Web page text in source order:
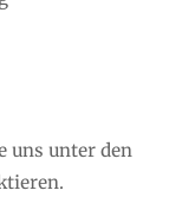
uns unter den